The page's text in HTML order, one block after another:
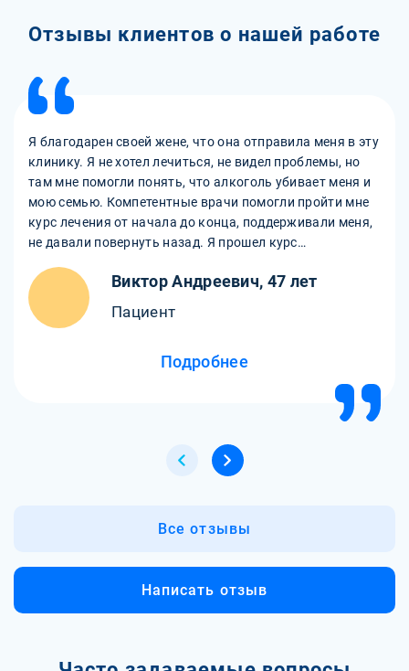
Отзывы клиентов о нашей работе
Я благодарен своей жене, что она отправила меня в эту
клинику. Я не хотел лечиться, не видел проблемы, но
там мне помогли понять, что алкоголь убивает меня и
мою семью. Компетентные врачи помогли пройти мне
курс лечения от начала до конца, поддерживали меня,
не давали повернуть назад. Я прошел курс
новым человеком.Виктор Андреевич, 47 лет
Пациент
Подробнее
Все отзывы
Написать отзыв